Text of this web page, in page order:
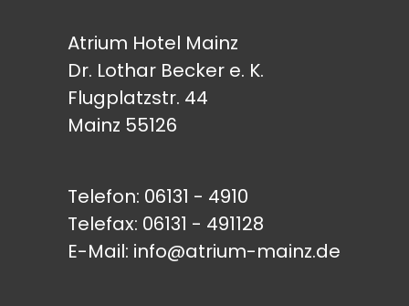
Atrium Hotel Mainz
Dr. Lothar Becker e. K.
Flugplatzstr. 44
Mainz 55126
Telefon: 06131 - 4910
Telefax: 06131 - 491128
E-Mail: info@atrium-mainz.de